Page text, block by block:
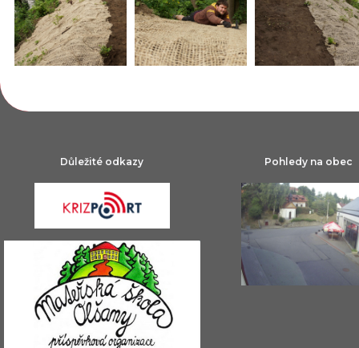
Důležité odkazy Pohledy na obec